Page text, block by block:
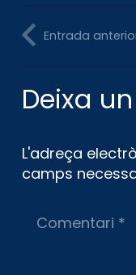
Entrada
Deixa
L'adreça
camps